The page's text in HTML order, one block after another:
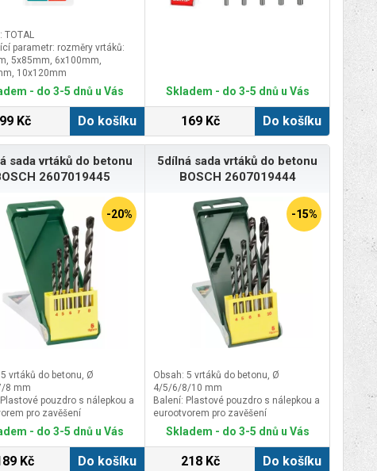
TOTAL
parametr: rozměry vrtáků:
5x85mm, 6x100mm,
10x120mm
- do 3-5 dnů u Vás
99 Kč Do košíku
Skladem - do 3-5 dnů u Vás
169 Kč Do košíku
sada vrtáků do betonu
2607019445
-20%
vrtáků do betonu, Ø
8 mm
pouzdro s nálepkou a
pro zavěšení
d: 160 mm
š: 55 mm
- do 3-5 dnů u Vás
Kč Do košíku
5dílná sada vrtáků do betonu
BOSCH 2607019444
-15%
Obsah: 5 vrtáků do betonu, Ø
4/5/6/8/10 mm
Balení: Plastové pouzdro s nálepkou a
eurootvorem pro zavěšení
Rozměr d: 160 mm
Rozměr š: 55 mm
Skladem - do 3-5 dnů u Vás
218 Kč Do košíku